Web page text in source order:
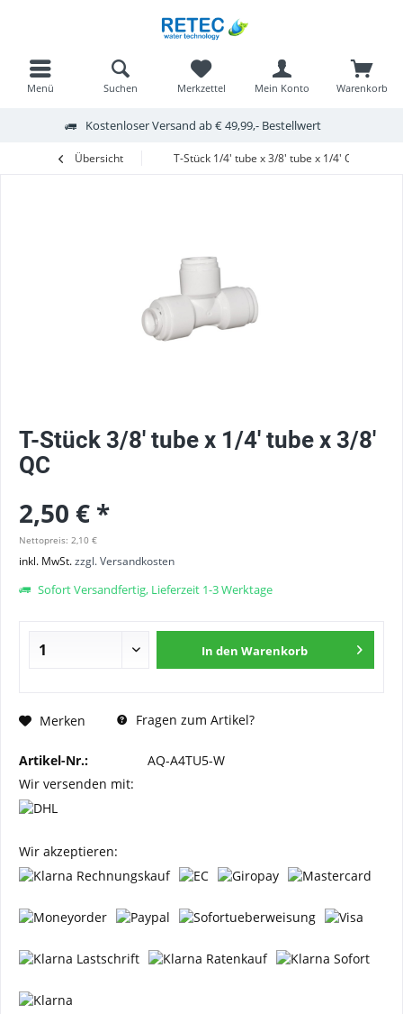
Kostenloser Versand ab € 49,99,- Bestellwert
Menü Warenkorb
Merkzettel Mein Konto
Suchen
Übersicht T-Stück 1/4' tube x 3/8' tube x 1/4' QC
T-Stück 3/8' tube x 1/4' tube x 3/8'
QC
2,50 € *
Nettopreis: 2,10 €
inkl. MwSt.zzgl. Versandkosten
Sofort Versandfertig, Lieferzeit 1-3 Werktage
In den Warenkorb
Merken Fragen zum Artikel?
Artikel-Nr.:
AQ-A4TU5-W
Wir versenden mit:
Wir akzeptieren: